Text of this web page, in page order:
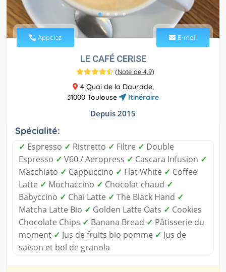
Appelez E-mail
LE CAFÉ CERISE
(Note de 4,9)
4 Quai de la Daurade,
31000 Toulouse
Itinéraire
Depuis 2015
Spécialité:
✓ Espresso ✓ Ristretto ✓ Filtre ✓ Double
Espresso ✓ V60 / Aeropress ✓ Cascara Infusion ✓
Macchiato ✓ Cappuccino ✓ Flat White ✓ Coffee
Latte ✓ Mochaccino ✓ Chocolat chaud ✓
Babyccino ✓ Chai Latte ✓ The Black Hand ✓
Matcha Latte Bio ✓ Golden Latte Oats ✓ Cookies
Chocolate Chips ✓ Banana Bread ✓ Pâtisserie du
moment ✓ Jus de fruits bio pomme ✓ Jus de
saison et bol de granola